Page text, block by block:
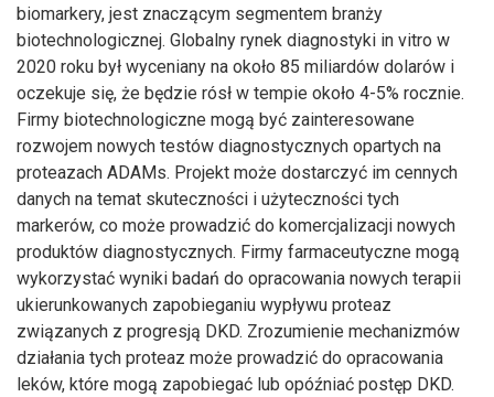
biomarkery, jest znaczącym segmentem branży
biotechnologicznej. Globalny rynek diagnostyki in vitro w
2020 roku był wyceniany na około 85 miliardów dolarów i
oczekuje się, że będzie rósł w tempie około 4-5% rocznie.
Firmy biotechnologiczne mogą być zainteresowane
rozwojem nowych testów diagnostycznych opartych na
proteazach ADAMs. Projekt może dostarczyć im cennych
danych na temat skuteczności i użyteczności tych
markerów, co może prowadzić do komercjalizacji nowych
produktów diagnostycznych. Firmy farmaceutyczne mogą
wykorzystać wyniki badań do opracowania nowych terapii
ukierunkowanych zapobieganiu wypływu proteaz
związanych z progresją DKD. Zrozumienie mechanizmów
działania tych proteaz może prowadzić do opracowania
leków, które mogą zapobiegać lub opóźniać postęp DKD.